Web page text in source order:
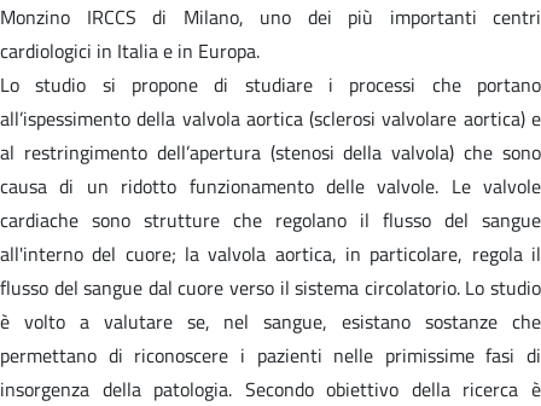
Monzino IRCCS di Milano, uno dei più importanti centri
cardiologici in Italia e in Europa.
Lo studio si propone di studiare i processi che portano
all’ispessimento della valvola aortica (sclerosi valvolare aortica) e
al restringimento dell’apertura (stenosi della valvola) che sono
causa di un ridotto funzionamento delle valvole. Le valvole
cardiache sono strutture che regolano il flusso del sangue
all'interno del cuore; la valvola aortica, in particolare, regola il
flusso del sangue dal cuore verso il sistema circolatorio. Lo studio
è volto a valutare se, nel sangue, esistano sostanze che
permettano di riconoscere i pazienti nelle primissime fasi di
insorgenza della patologia. Secondo obiettivo della ricerca è